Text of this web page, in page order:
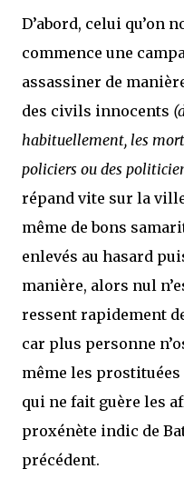
D’abord, celui qu’on
commence une
assassiner de
des civils innocents
habituellement, les
policiers ou des
répand vite sur la
même de bons
enlevés au hasard
manière, alors nul
ressent rapidement
car plus personne
même les
qui ne fait guère les
proxénète indic de
précédent.